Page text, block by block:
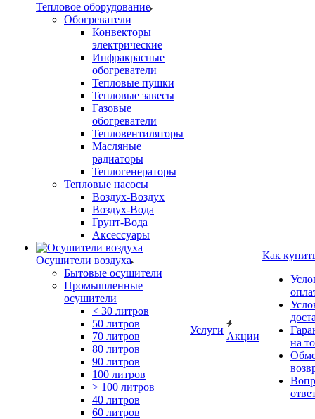
Тепловое оборудование
Обогреватели
Конвекторы
электрические
Инфракрасные
обогреватели
Тепловые пушки
Тепловые завесы
Газовые
обогреватели
Тепловентиляторы
Масляные
радиаторы
Теплогенераторы
Тепловые насосы
Воздух-Воздух
Воздух-Вода
Грунт-Вода
Аксессуары
Осушители воздуха
Бытовые осушители
Промышленные
осушители
< 30 литров
50 литров
70 литров
80 литров
90 литров
100 литров
> 100 литров
40 литров
60 литров
Услуги
Акции
Как
на